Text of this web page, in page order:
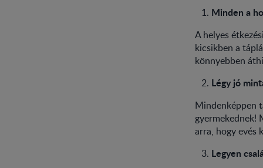
Minden a
A helyes
kicsikben a
könnyebben
Légy jó
Mindenképpen
gyermekednek!
arra, hogy evés
Legyen